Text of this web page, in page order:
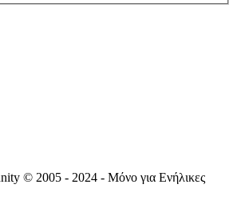
© 2005 - 2024 - Μόνο για Ενήλικες